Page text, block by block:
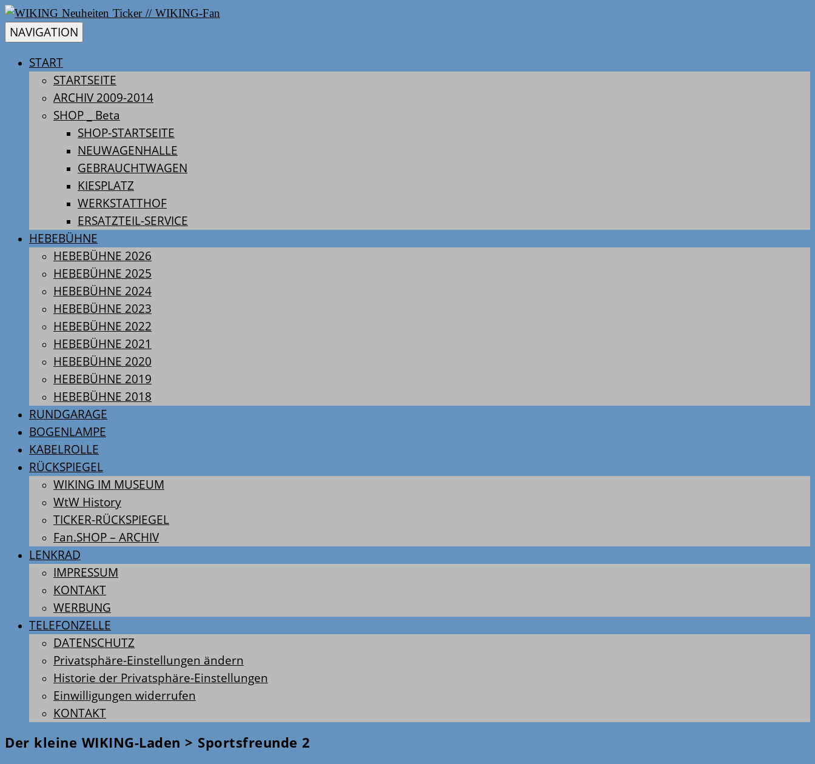
Skip
to
content
WIKING
NEUHEITEN
TICKER
WIKING-
NAVIGATION
START
STARTSEITE
ARCHIV 2009-2014
SHOP _ Beta
SHOP-STARTSEITE
NEUWAGENHALLE
GEBRAUCHTWAGEN
KIESPLATZ
WERKSTATTHOF
ERSATZTEIL-SERVICE
HEBEBÜHNE
HEBEBÜHNE 2026
HEBEBÜHNE 2025
HEBEBÜHNE 2024
HEBEBÜHNE 2023
HEBEBÜHNE 2022
HEBEBÜHNE 2021
HEBEBÜHNE 2020
HEBEBÜHNE 2019
HEBEBÜHNE 2018
RUNDGARAGE
BOGENLAMPE
KABELROLLE
RÜCKSPIEGEL
WIKING IM MUSEUM
WtW History
TICKER-RÜCKSPIEGEL
Fan.SHOP – ARCHIV
LENKRAD
IMPRESSUM
KONTAKT
WERBUNG
TELEFONZELLE
DATENSCHUTZ
Privatsphäre-Einstellungen ändern
Historie der Privatsphäre-Einstellungen
Einwilligungen widerrufen
KONTAKT
Der kleine WIKING-Laden > Sportsfreunde 2